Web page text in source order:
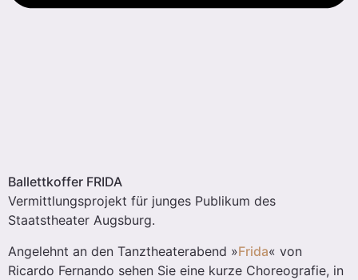
Ballettkoffer FRIDA
Vermittlungsprojekt für junges Publikum des
Staatstheater Augsburg.
Angelehnt an den Tanztheaterabend »Frida« von
Ricardo Fernando sehen Sie eine kurze Choreografie, in